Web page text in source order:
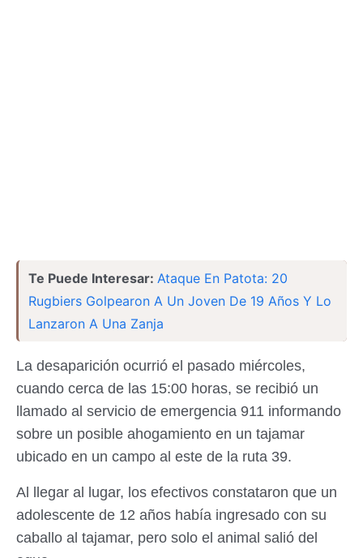
Te Puede Interesar: Ataque En Patota: 20
Rugbiers Golpearon A Un Joven De 19 Años Y Lo
Lanzaron A Una Zanja
La desaparición ocurrió el pasado miércoles,
cuando cerca de las 15:00 horas, se recibió un
llamado al servicio de emergencia 911 informando
sobre un posible ahogamiento en un tajamar
ubicado en un campo al este de la ruta 39.
Al llegar al lugar, los efectivos constataron que un
adolescente de 12 años había ingresado con su
caballo al tajamar, pero solo el animal salió del